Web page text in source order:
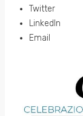
Twitter
LinkedIn
Email